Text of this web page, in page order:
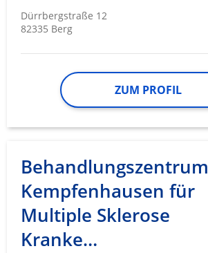
Dürrbergstraße 12
82335 Berg
ZUM PROFIL
Behandlungszentrum
Kempfenhausen für
Multiple Sklerose
Kranke…